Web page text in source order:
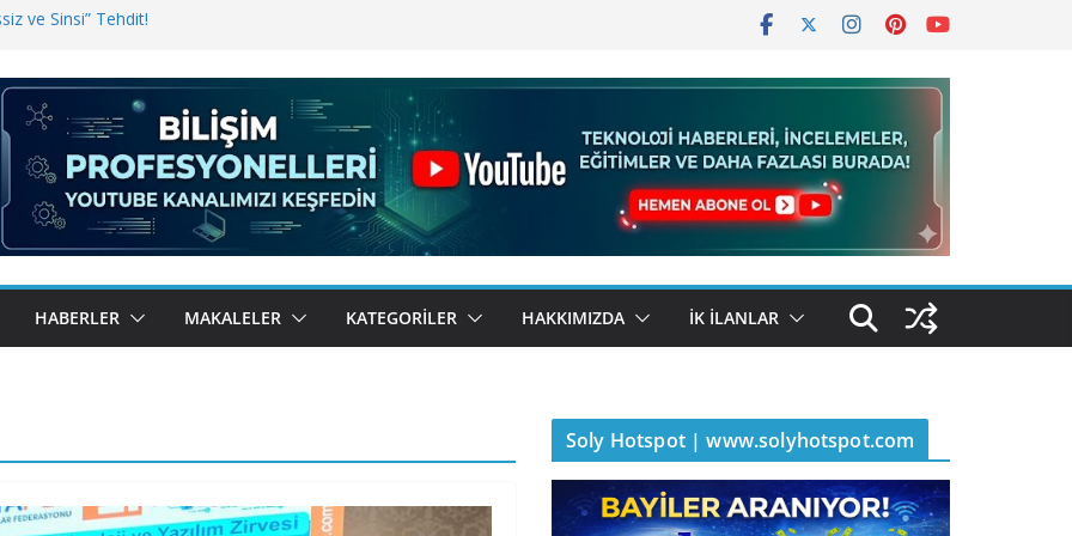
ve Sinsi” Tehdit!
Bugün BulutTahsilat’ta
Kemal Oral Tüm Sorularımızı
HABERLER MAKALELER KATEGORILER HAKKIMIZDA İK İLANLAR
Soly Hotspot | www.solyhotspot.com